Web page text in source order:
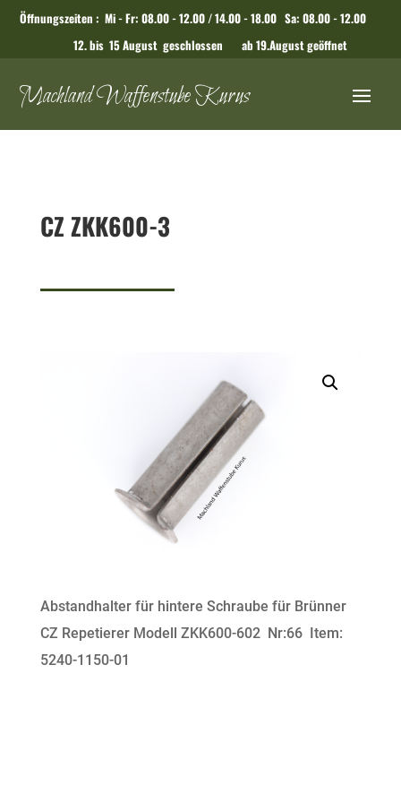
Öffnungszeiten : Mi - Fr: 08.00 - 12.00 / 14.00 - 18.00 Sa: 08.00 - 12.00
12. bis 15 August geschlossen ab 19.August geöffnet
Machland Waffenstube Kurus
CZ ZKK600-3
Abstandhalter für hintere Schraube für Brünner
CZ Repetierer Modell ZKK600-602 Nr:66 Item:
5240-1150-01